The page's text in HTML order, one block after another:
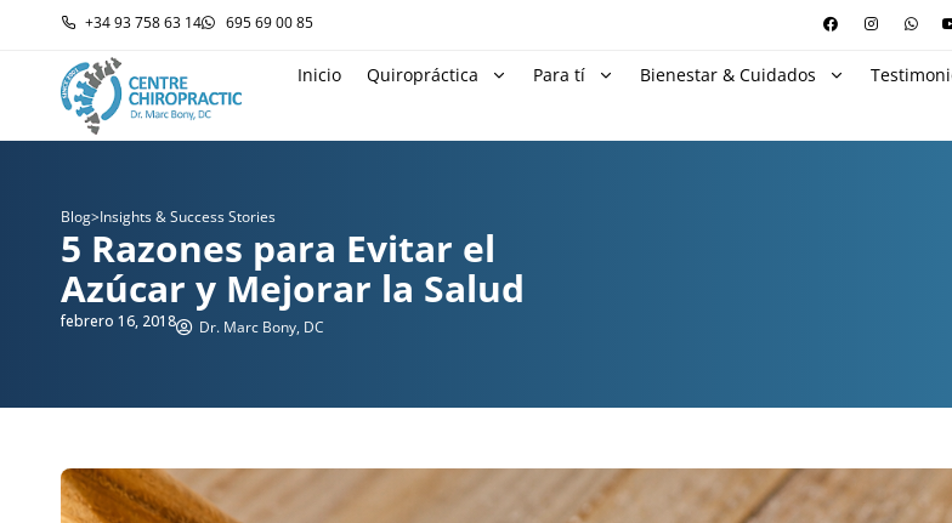
+34 93 758 63 14 695 69 00 85
Inicio Quiropráctica Para tí Bienestar & Cuidados
Blog>Insights & Success Stories
5 Razones para Evitar el
Azúcar y Mejorar la Salud
febrero 16, 2018 Dr. Marc Bony, DC